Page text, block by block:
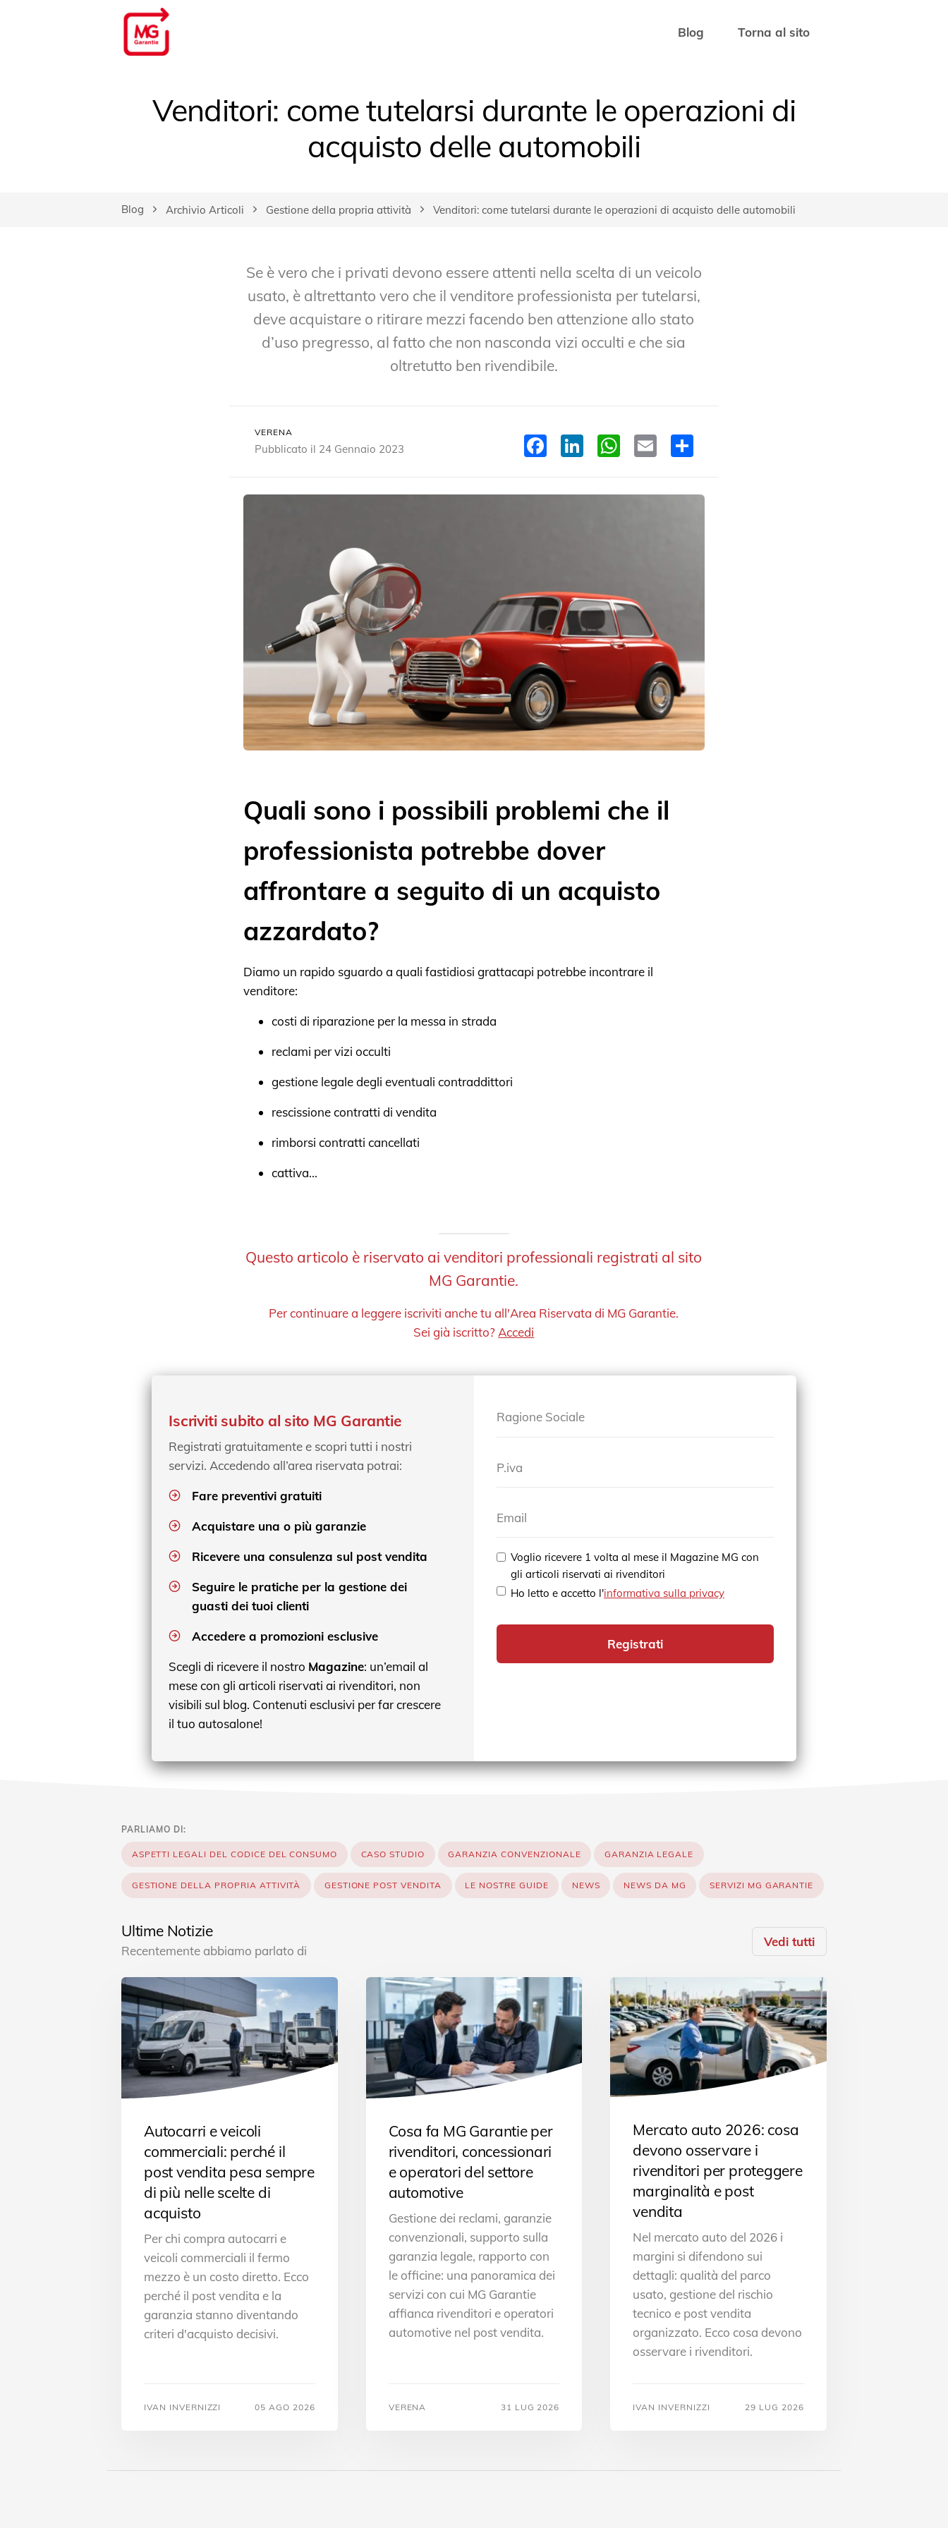
Blog Torna al sito
Venditori: come tutelarsi durante le operazioni di
acquisto delle automobili
Blog Archivio Articoli Gestione della propria attività Venditori: come tutelarsi durante le operazioni di acquisto delle automobili
Se è vero che i privati devono essere attenti nella scelta di un veicolo
usato, è altrettanto vero che il venditore professionista per tutelarsi,
deve acquistare o ritirare mezzi facendo ben attenzione allo stato
d’uso pregresso, al fatto che non nasconda vizi occulti e che sia
oltretutto ben rivendibile.
VERENA
Pubblicato il 24 Gennaio 2023 Facebook
LinkedInWhatsApp
EmailCondividi
Quali sono i possibili problemi che il
professionista potrebbe dover
affrontare a seguito di un acquisto
azzardato?
Diamo un rapido sguardo a quali fastidiosi grattacapi potrebbe incontrare il
venditore:
costi di riparazione per la messa in strada
reclami per vizi occulti
gestione legale degli eventuali contraddittori
rescissione contratti di vendita
rimborsi contratti cancellati
cattiva...
Questo articolo è riservato ai venditori professionali registrati al sito
MG Garantie.
Per continuare a leggere iscriviti anche tu all'Area Riservata di MG Garantie.
Sei già iscritto?Accedi
Iscriviti subito al sito MG Garantie
Registrati gratuitamente e scopri tutti i nostri
servizi. Accedendo all’area riservata potrai:
Fare preventivi gratuiti
Acquistare una o più garanzie
Ricevere una consulenza sul post vendita
Seguire le pratiche per la gestione dei
guasti dei tuoi clienti
Accedere a promozioni esclusive
Scegli di ricevere il nostro Magazine: un’email al
mese con gli articoli riservati ai rivenditori, non
visibili sul blog. Contenuti esclusivi per far crescere
il tuo autosalone!
Ragione Sociale
P.iva
Email
Voglio ricevere 1 volta al mese il Magazine MG con
gli articoli riservati ai rivenditori
Ho letto e accetto l'informativa sulla privacy
Registrati
PARLIAMO DI:
ASPETTI LEGALI DEL CODICE DEL CONSUMO CASO STUDIO GARANZIA CONVENZIONALE GARANZIA LEGALE
GESTIONE DELLA PROPRIA ATTIVITÀ GESTIONE POST VENDITA LE NOSTRE GUIDE NEWS NEWS DA MG SERVIZI MG GARANTIE
Ultime Notizie
Recentemente abbiamo parlato di
Vedi tutti
Autocarri e veicoli
commerciali: perché il
post vendita pesa sempre
di più nelle scelte di
acquisto
Per chi compra autocarri e
veicoli commerciali il fermo
mezzo è un costo diretto. Ecco
perché il post vendita e la
garanzia stanno diventando
criteri d'acquisto decisivi.
IVAN INVERNIZZI 05 AGO 2026
Cosa fa MG Garantie per
rivenditori, concessionari
e operatori del settore
automotive
Gestione dei reclami, garanzie
convenzionali, supporto sulla
garanzia legale, rapporto con
le officine: una panoramica dei
servizi con cui MG Garantie
affianca rivenditori e operatori
automotive nel post vendita.
VERENA 31 LUG 2026
Mercato auto 2026: cosa
devono osservare i
rivenditori per proteggere
marginalità e post
vendita
Nel mercato auto del 2026 i
margini si difendono sui
dettagli: qualità del parco
usato, gestione del rischio
tecnico e post vendita
organizzato. Ecco cosa devono
osservare i rivenditori.
IVAN INVERNIZZI 29 LUG 2026